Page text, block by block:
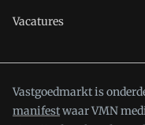
Vacatures
Vastgoedmarkt is
manifestwaar VMN